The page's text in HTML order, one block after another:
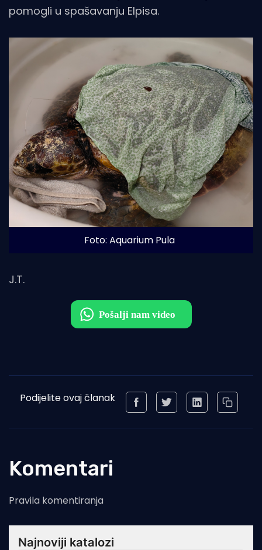
pomogli u spašavanju Elpisa.
Foto: Aquarium Pula
J.T.
Podijelite ovaj članak
Komentari
Pravila komentiranja